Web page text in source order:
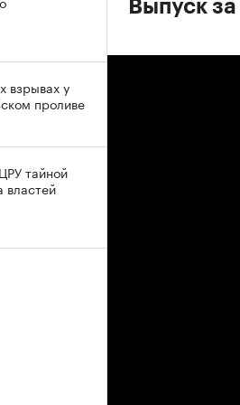
Выпуск
взрывах у
проливе
тайной
властей